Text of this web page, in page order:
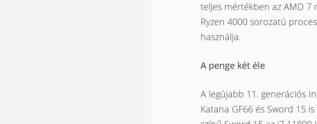
teljes mértékben az AMD
Ryzen 4000 sorozatú
használja.
A penge két éle
A legújabb 11. generációs
Katana GF66 és Sword 15